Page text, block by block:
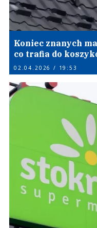
Koniec znanych
co trafia do
02.04.2026 / 19:53